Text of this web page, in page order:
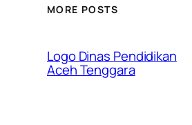
MORE POSTS
Logo Dinas Pendidikan
Aceh Tenggara